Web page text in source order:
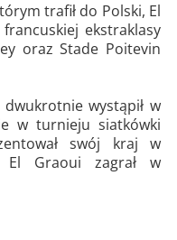
trafił do Polski, El
ekstraklasy
oraz Stade Poitevin
wystąpił w
w turnieju siatkówki
swój kraj w
El Graoui zagrał w